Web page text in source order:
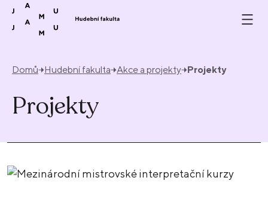
Přeskočit na obsah
Domů Hudební fakulta Akce a projekty Projekty
Projekty